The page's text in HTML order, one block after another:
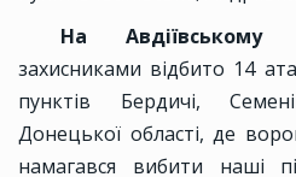
На Авдіївському
захисниками відбито 14
пунктів Бердичі,
Донецької області, де
намагався вибити наші